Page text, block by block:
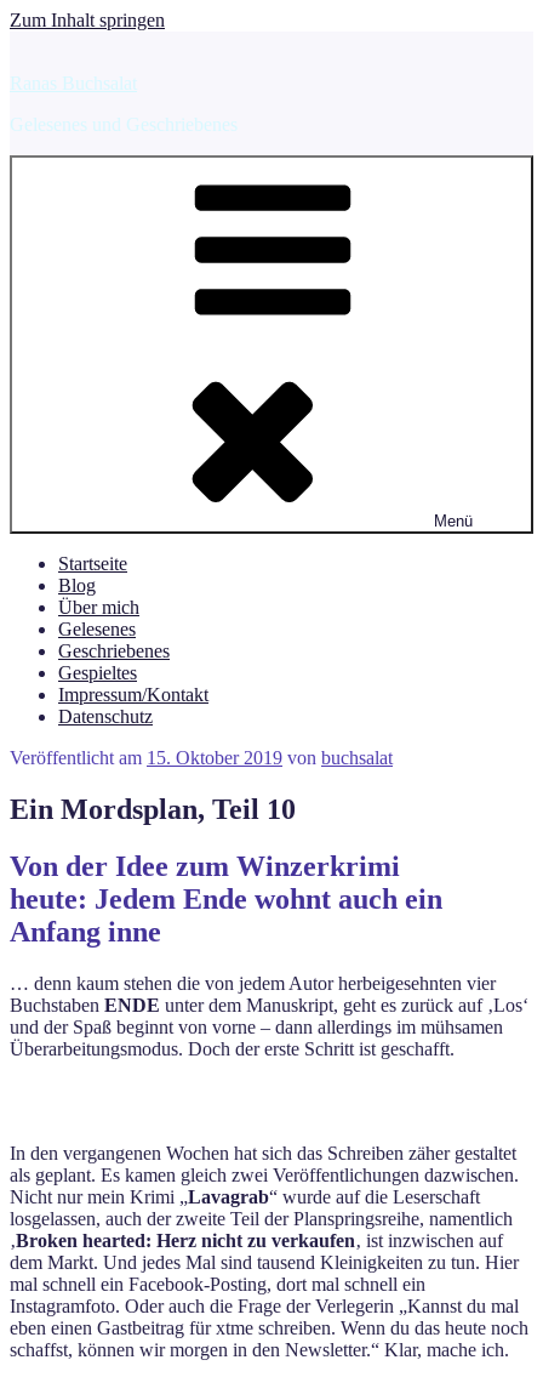
Zum Inhalt springen
Ranas Buchsalat
Gelesenes und Geschriebenes
Menü
Startseite
Blog
Über mich
Gelesenes
Geschriebenes
Gespieltes
Impressum/Kontakt
Datenschutz
Veröffentlicht am 15. Oktober 2019 von buchsalat
Ein Mordsplan, Teil 10
Von der Idee zum Winzerkrimi
heute: Jedem Ende wohnt auch ein
Anfang inne
… denn kaum stehen die von jedem Autor herbeigesehnten vier
Buchstaben ENDE unter dem Manuskript, geht es zurück auf ‚Los‘
und der Spaß beginnt von vorne – dann allerdings im mühsamen
Überarbeitungsmodus. Doch der erste Schritt ist geschafft.
In den vergangenen Wochen hat sich das Schreiben zäher gestaltet
als geplant. Es kamen gleich zwei Veröffentlichungen dazwischen.
Nicht nur mein Krimi „Lavagrab“ wurde auf die Leserschaft
losgelassen, auch der zweite Teil der Planspringsreihe, namentlich
‚Broken hearted: Herz nicht zu verkaufen‚ ist inzwischen auf
dem Markt. Und jedes Mal sind tausend Kleinigkeiten zu tun. Hier
mal schnell ein Facebook-Posting, dort mal schnell ein
Instagramfoto. Oder auch die Frage der Verlegerin „Kannst du mal
eben einen Gastbeitrag für xtme schreiben. Wenn du das heute noch
schaffst, können wir morgen in den Newsletter.“ Klar, mache ich.